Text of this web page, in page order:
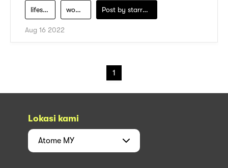
lifestye womens-clothing Post by starry1989
Aug 16 2022
1
Lokasi kami
Atome MY